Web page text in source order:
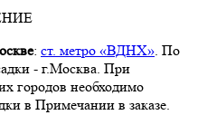
: ст. метро «ВДНХ». По
- г.Москва. При
городов необходимо
в Примечании в заказе.